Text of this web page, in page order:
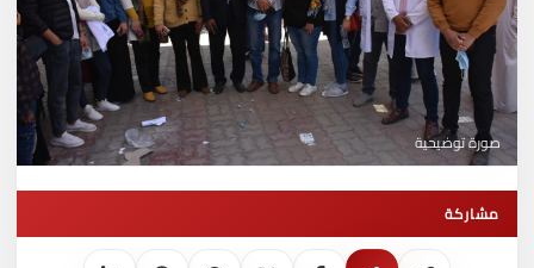
صورة توضيحية
مشاركة